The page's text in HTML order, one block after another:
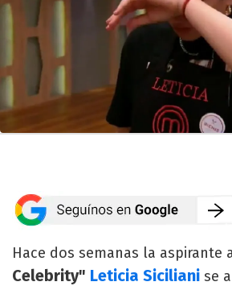
Hace dos semanas la aspirante
Celebrity" Leticia Siciliani se